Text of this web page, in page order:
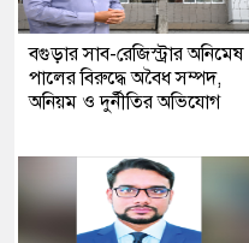
বগুড়ার সাব-রেজিস্ট্রার অনিমেষ
পালের বিরুদ্ধে অবৈধ সম্পদ,
অনিয়ম ও দুর্নীতির অভিযোগ